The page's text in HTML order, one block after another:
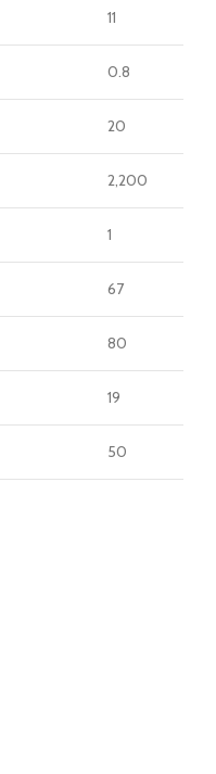
11
0.8
20
2,200
1
67
80
19
50